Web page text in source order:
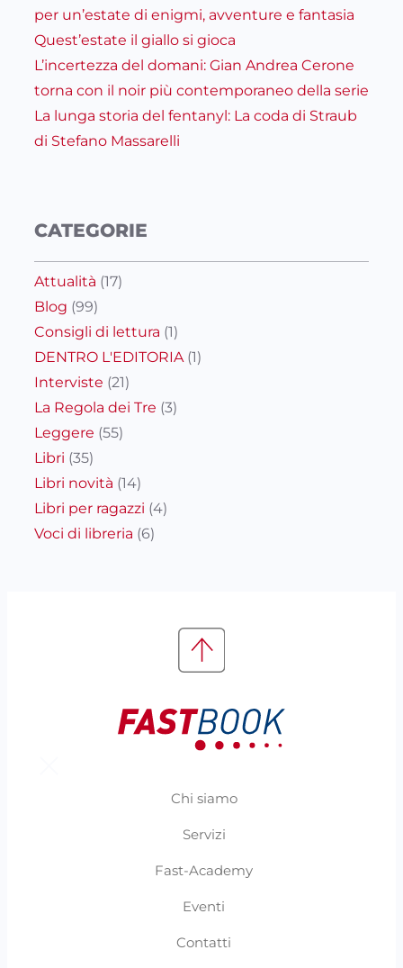
per un’estate di enigmi, avventure e fantasia
Quest’estate il giallo si gioca
L’incertezza del domani: Gian Andrea Cerone
torna con il noir più contemporaneo della serie
La lunga storia del fentanyl: La coda di Straub
di Stefano Massarelli
CATEGORIE
Attualità (17)
Blog (99)
Consigli di lettura (1)
DENTRO L'EDITORIA(1)
Interviste (21)
La Regola dei Tre (3)
Leggere (55)
Libri (35)
Libri novità (14)
Libri per ragazzi (4)
Voci di libreria (6)
Chi siamo
Servizi
Fast-Academy
Eventi
Contatti